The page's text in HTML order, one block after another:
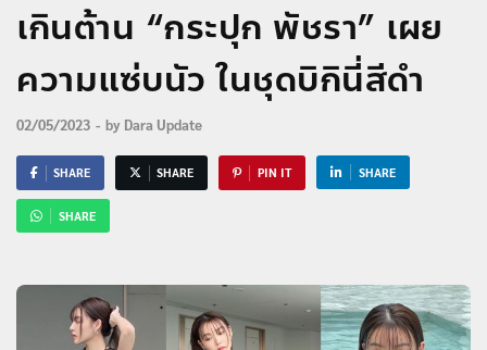
เกินต้าน “กระปุก พัชรา” เผย
ความแซ่บนัว ในชุดบิกินี่สีดำ
02/05/2023 - by Dara Update
SHARE SHARE PIN IT SHARE
SHARE